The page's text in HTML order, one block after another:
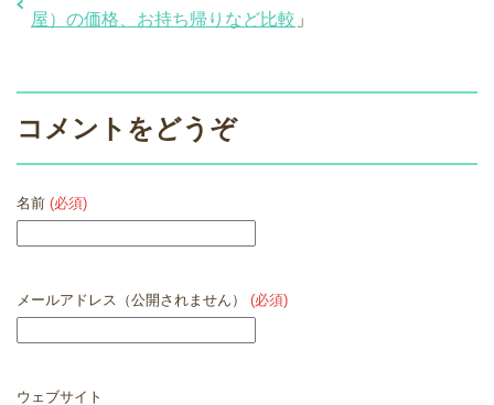
屋）の価格、お持ち帰りなど比較 」
コメントをどうぞ
名前 (必須)
メールアドレス（公開されません） (必須)
ウェブサイト